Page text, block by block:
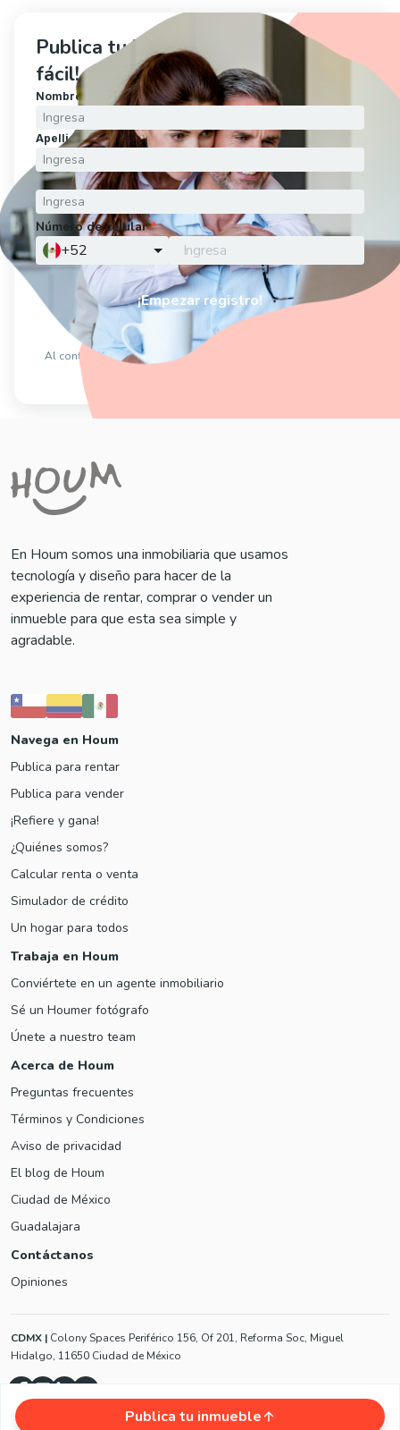
Publica tu inmueble ahora, ¡es muy
fácil!
Nombre*
Apellido*
Correo electrónico*
Número de celular*
¿Tienes un código promocional?Agrégalo aquí
¡Empezar registro!
Contactar un ejecutivo
Al continuar estás aceptando los
Publica tu inmueble
En Houm somos una inmobiliaria que usamos
tecnología y diseño para hacer de la
experiencia de rentar, comprar o vender un
inmueble para que esta sea simple y
agradable.
Navega en Houm
Publica para rentar
Publica para vender
¡Refiere y gana!
¿Quiénes somos?
Calcular renta o venta
Simulador de crédito
Un hogar para todos
Trabaja en Houm
Conviértete en un agente inmobiliario
Sé un Houmer fotógrafo
Únete a nuestro team
Acerca de Houm
Preguntas frecuentes
Términos y Condiciones
Aviso de privacidad
El blog de Houm
Ciudad de México
Guadalajara
Contáctanos
Opiniones
CDMX | Colony Spaces Periférico 156, Of 201, Reforma Soc, Miguel
Hidalgo, 11650 Ciudad de México